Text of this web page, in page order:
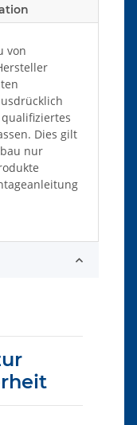
von
Dies gilt
nur